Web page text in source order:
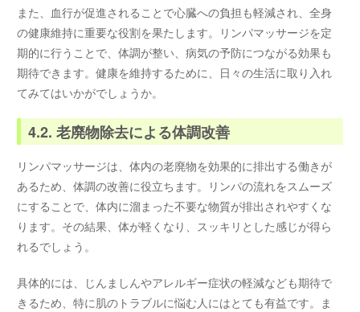
また、血行が促進されることで心臓への負担も軽減され、全身
の健康維持に重要な役割を果たします。リンパマッサージを定
期的に行うことで、体調が整い、病気の予防につながる効果も
期待できます。健康を維持するために、日々の生活に取り入れ
てみてはいかがでしょうか。
4.2. 老廃物除去による体調改善
リンパマッサージは、体内の老廃物を効果的に排出する働きが
あるため、体調の改善に役立ちます。リンパの流れをスムーズ
にすることで、体内に溜まった不要な物質が排出されやすくな
ります。その結果、体が軽くなり、スッキリとした感じが得ら
れるでしょう。
具体的には、じんましんやアレルギー症状の軽減なども期待で
きるため、特に肌のトラブルに悩む人にはとても有益です。ま